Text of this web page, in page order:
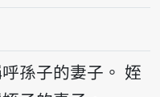
音讀sun-sin-pū
孫子的妻子。 姪